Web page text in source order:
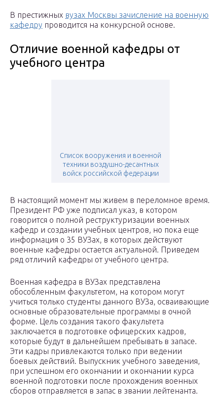
В престижных вузах Москвы зачисление на военную
кафедру проводится на конкурсной основе.
Отличие военной кафедры от
учебного центра
Список вооружения и военной
техники воздушно-десантных
войск российской федерации
В настоящий момент мы живем в переломное время.
Президент РФ уже подписал указ, в котором
говорится о полной реструктуризации военных
кафедр и создании учебных центров, но пока еще
информация о 35 ВУЗах, в которых действуют
военные кафедры остается актуальной. Приведем
ряд отличий кафедры от учебного центра.
Военная кафедра в ВУЗах представлена
обособленным факультетом, на котором могут
учиться только студенты данного ВУЗа, осваивающие
основные образовательные программы в очной
форме. Цель создания такого факультета
заключается в подготовке офицерских кадров,
которые будут в дальнейшем пребывать в запасе.
Эти кадры привлекаются только при ведении
боевых действий. Выпускник учебного заведения,
при успешном его окончании и окончании курса
военной подготовки после прохождения военных
сборов отправляется в запас в звании лейтенанта.